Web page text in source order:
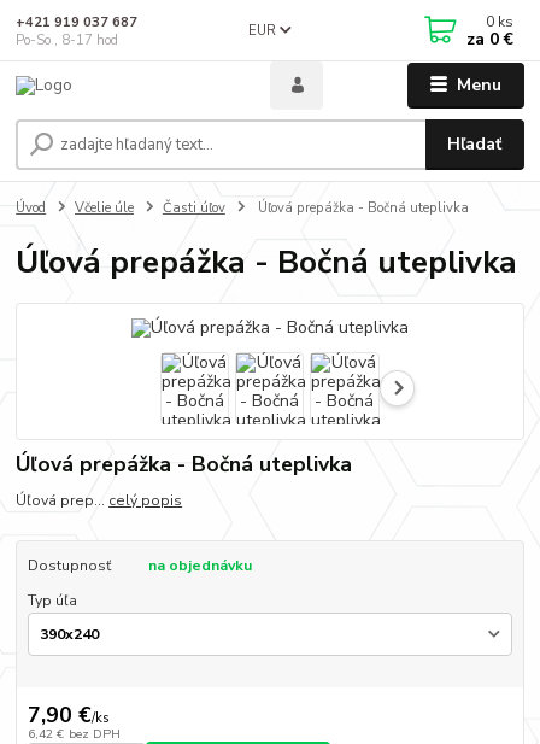
Menu
EUR
Hľadať
+421 919 037 687
Po-So , 8-17 hod
0 ks
za 0 €
Úvod Včelie úle Časti úľov Úľová prepážka - Bočná uteplivka
Úľová prepážka - Bočná uteplivka
Úľová prepážka - Bočná uteplivka
Úľová prep... celý popis
Dostupnosť
na objednávku
Typ úľa
7,90 €/ks
6,42 € bez DPH